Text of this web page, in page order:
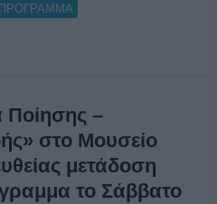
–
στο Μουσείο
μετάδοση
το Σάββατο